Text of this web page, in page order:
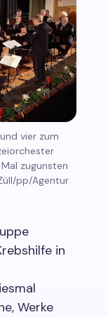
vier zum
zugunsten
pp/Agentur
in
Werke